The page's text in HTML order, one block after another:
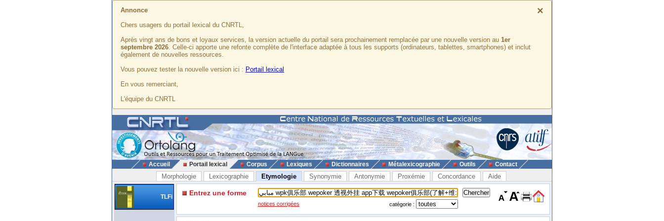
×
Annonce
Chers usagers du portail lexical du CNRTL,
Après vingt ans de bons et loyaux services, la version actuelle du portail sera prochainement remplacée par une nouvelle version au 1er
septembre 2026. Celle-ci apporte une refonte complète de l'interface adaptée à tous les supports (ordinateurs, tablettes, smartphones) et inclut
également de nouvelles ressources.
Vous pouvez tester la nouvelle version ici : Portail lexical
En vous remerciant,
L'équipe du CNRTL
Accueil Portail lexical Corpus Lexiques Dictionnaires Métalexicographie Outils Contact
Morphologie Lexicographie Etymologie Synonymie Antonymie Proxémie Concordance Aide
TLFi Entrez une forme
notices corrigées catégorie :